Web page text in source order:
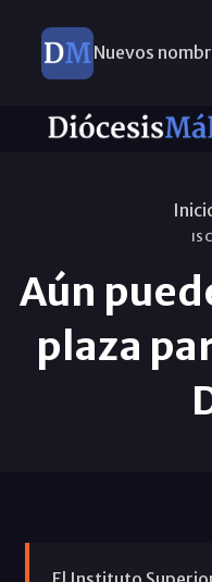
Nuevos
Aún
plaza